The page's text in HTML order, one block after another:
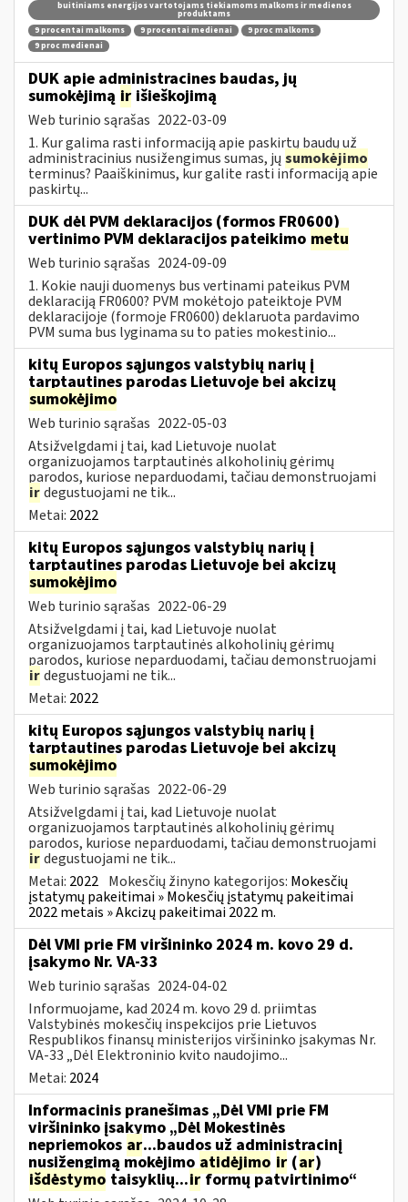
buitiniams energijos vartotojams tiekiamoms malkoms ir medienos
produktams
9 procentai malkoms
9 procentai medienai
9 proc malkoms
9 proc medienai
DUK apie administracines baudas, jų
sumokėjimą ir išieškojimą
Web turinio sąrašas 2022-03-09
1. Kur galima rasti informaciją apie paskirtų baudų už
administracinius nusižengimus sumas, jų sumokėjimo
terminus? Paaiškinimus, kur galite rasti informaciją apie
paskirtų...
DUK dėl PVM deklaracijos (formos FR0600)
vertinimo PVM deklaracijos pateikimo metu
Web turinio sąrašas 2024-09-09
1. Kokie nauji duomenys bus vertinami pateikus PVM
deklaraciją FR0600? PVM mokėtojo pateiktoje PVM
deklaracijoje (formoje FR0600) deklaruota pardavimo
PVM suma bus lyginama su to paties mokestinio...
kitų Europos sąjungos valstybių narių į
tarptautines parodas Lietuvoje bei akcizų
sumokėjimo
Web turinio sąrašas 2022-05-03
Atsižvelgdami į tai, kad Lietuvoje nuolat
organizuojamos tarptautinės alkoholinių gėrimų
parodos, kuriose neparduodami, tačiau demonstruojami
irdegustuojami ne tik...
Metai: 2022
kitų Europos sąjungos valstybių narių į
tarptautines parodas Lietuvoje bei akcizų
sumokėjimo
Web turinio sąrašas 2022-06-29
Atsižvelgdami į tai, kad Lietuvoje nuolat
organizuojamos tarptautinės alkoholinių gėrimų
parodos, kuriose neparduodami, tačiau demonstruojami
irdegustuojami ne tik...
Metai: 2022
kitų Europos sąjungos valstybių narių į
tarptautines parodas Lietuvoje bei akcizų
sumokėjimo
Web turinio sąrašas 2022-06-29
Atsižvelgdami į tai, kad Lietuvoje nuolat
organizuojamos tarptautinės alkoholinių gėrimų
parodos, kuriose neparduodami, tačiau demonstruojami
irdegustuojami ne tik...
Metai: 2022 Mokesčių žinyno kategorijos: Mokesčių
įstatymų pakeitimai » Mokesčių įstatymų pakeitimai
2022 metais » Akcizų pakeitimai 2022 m.
Dėl VMI prie FM viršininko 2024 m. kovo 29 d.
įsakymo Nr. VA-33
Web turinio sąrašas 2024-04-02
Informuojame, kad 2024 m. kovo 29 d. priimtas
Valstybinės mokesčių inspekcijos prie Lietuvos
Respublikos finansų ministerijos viršininko įsakymas Nr.
VA-33 „Dėl Elektroninio kvito naudojimo...
Metai: 2024
Informacinis pranešimas „Dėl VMI prie FM
viršininko įsakymo „Dėl Mokestinės
nepriemokos ar...baudos už administracinį
nusižengimą mokėjimo atidėjimo ir (ar)
išdėstymo taisyklių...irformų patvirtinimo“